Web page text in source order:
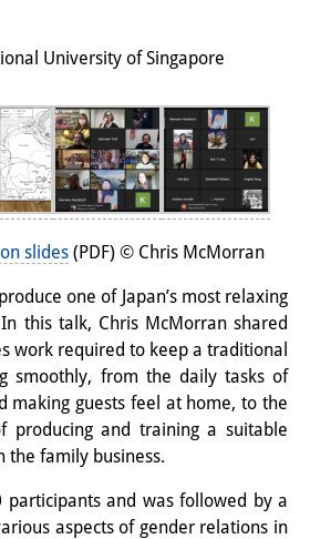
要
ター
るサステナビリティ
ター
トランスフォーメー
ター
ージョナル・ジャパ
University of Singapore
slides (PDF) © Chris McMorran
one of Japan’s most relaxing
this talk, Chris McMorran shared
work required to keep a traditional
smoothly, from the daily tasks of
making guests feel at home, to the
producing and training a suitable
the family business.
participants and was followed by a
aspects of gender relations in